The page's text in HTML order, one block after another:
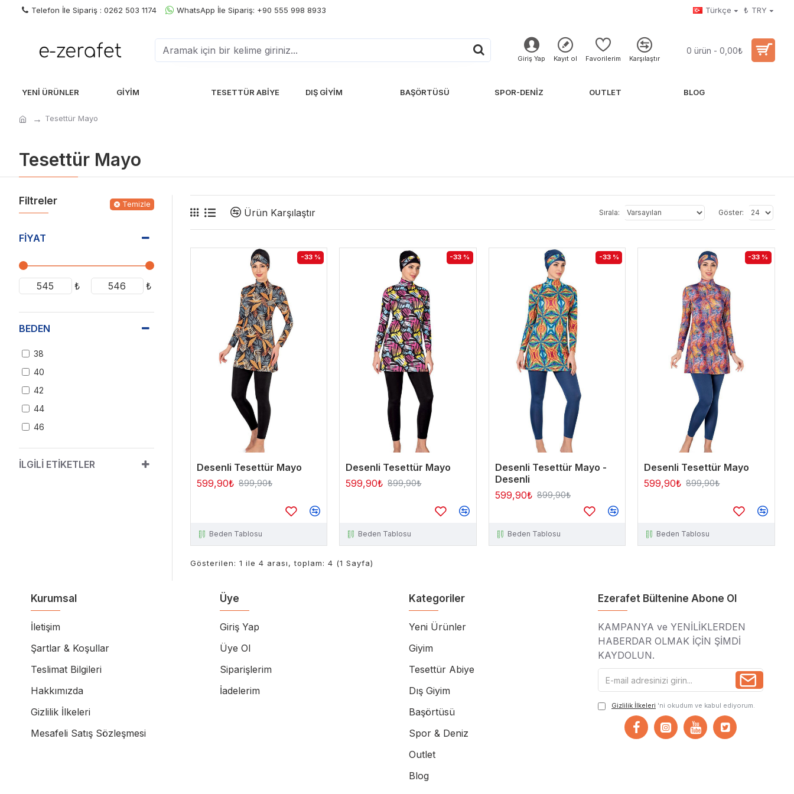
Telefon İle Sipariş : 0262 503 1174 WhatsApp İle Sipariş: +90 555 998 8933 Türkçe ₺ TRY
Giriş Yap Kayıt ol Favorilerim Karşılaştır
0 ürün - 0,00₺
YENI ÜRÜNLER GIYIM TESETTÜR ABIYE DIŞ GIYIM BAŞÖRTÜSÜ SPOR-DENIZ OUTLET BLOG
Tesettür Mayo
Tesettür Mayo
Filtreler Temizle
FIYAT
₺ ₺
BEDEN
38
40
42
44
46
İLGILI ETIKETLER
Ürün Karşılaştır Sırala: Göster:
-33 %
Desenli Tesettür Mayo
599,90₺ 899,90₺
Beden Tablosu
-33 %
Desenli Tesettür Mayo
599,90₺ 899,90₺
Beden Tablosu
-33 %
Desenli Tesettür Mayo -
Desenli
599,90₺ 899,90₺
Beden Tablosu
-33 %
Desenli Tesettür Mayo
599,90₺ 899,90₺
Beden Tablosu
Gösterilen: 1 ile 4 arası, toplam: 4 (1 Sayfa)
Kurumsal
İletişim
Şartlar & Koşullar
Teslimat Bilgileri
Hakkımızda
Gizlilik İlkeleri
Mesafeli Satış Sözleşmesi
Üye
Giriş Yap
Üye Ol
Siparişlerim
İadelerim
Kategoriler
Yeni Ürünler
Giyim
Tesettür Abiye
Dış Giyim
Başörtüsü
Spor & Deniz
Outlet
Blog
Ezerafet Bültenine Abone Ol
KAMPANYA ve YENİLİKLERDEN
HABERDAR OLMAK İÇİN ŞİMDİ
KAYDOLUN.
Gizlilik İlkeleri 'ni okudum ve kabul ediyorum.